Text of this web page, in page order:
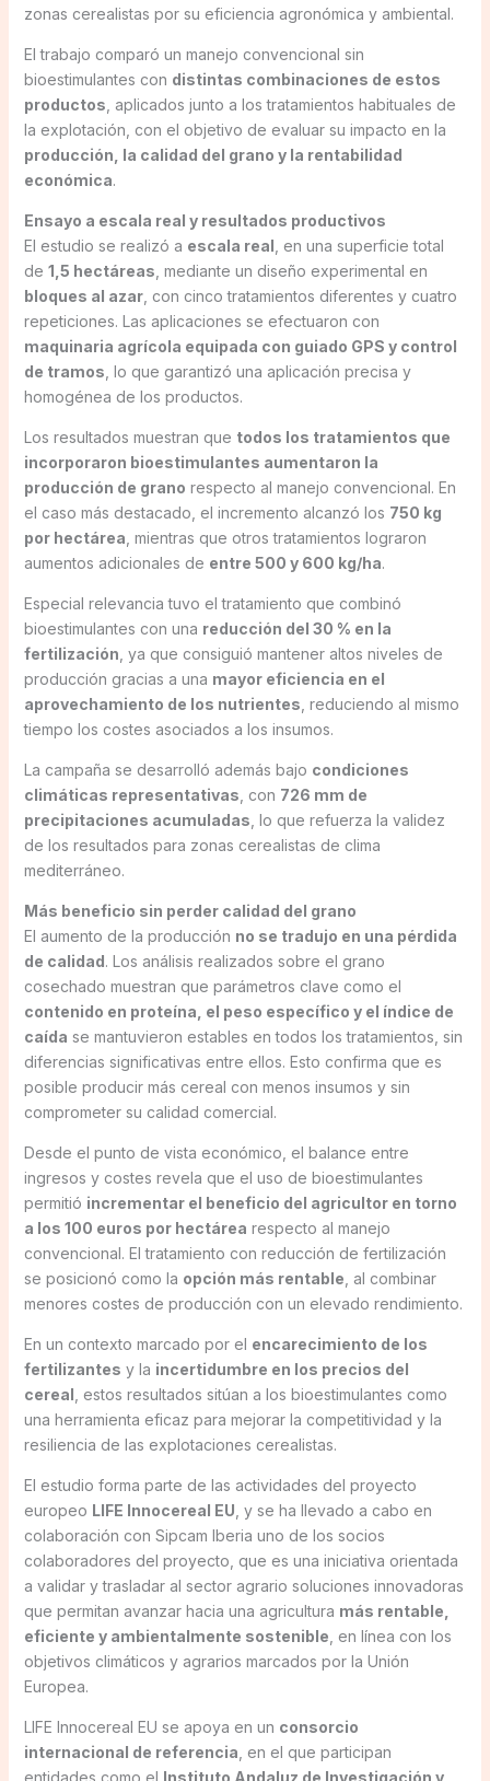
zonas cerealistas por su eficiencia agronómica y ambiental.
El trabajo comparó un manejo convencional sin
bioestimulantes con distintas combinaciones de estos
productos , aplicados junto a los tratamientos habituales de
la explotación, con el objetivo de evaluar su impacto en la
producción, la calidad del grano y la rentabilidad
económica.
Ensayo a escala real y resultados productivos
El estudio se realizó a escala real , en una superficie total
de 1,5 hectáreas , mediante un diseño experimental en
bloques al azar, con cinco tratamientos diferentes y cuatro
repeticiones. Las aplicaciones se efectuaron con
maquinaria agrícola equipada con guiado GPS y control
de tramos , lo que garantizó una aplicación precisa y
homogénea de los productos.
Los resultados muestran que todos los tratamientos que
incorporaron bioestimulantes aumentaron la
producción de grano respecto al manejo convencional. En
el caso más destacado, el incremento alcanzó los 750 kg
por hectárea , mientras que otros tratamientos lograron
aumentos adicionales de entre 500 y 600 kg/ha.
Especial relevancia tuvo el tratamiento que combinó
bioestimulantes con una reducción del 30 % en la
fertilización , ya que consiguió mantener altos niveles de
producción gracias a una mayor eficiencia en el
aprovechamiento de los nutrientes , reduciendo al mismo
tiempo los costes asociados a los insumos.
La campaña se desarrolló además bajo condiciones
climáticas representativas , con 726 mm de
precipitaciones acumuladas , lo que refuerza la validez
de los resultados para zonas cerealistas de clima
mediterráneo.
Más beneficio sin perder calidad del grano
El aumento de la producción no se tradujo en una pérdida
de calidad. Los análisis realizados sobre el grano
cosechado muestran que parámetros clave como el
contenido en proteína, el peso específico y el índice de
caída se mantuvieron estables en todos los tratamientos, sin
diferencias significativas entre ellos. Esto confirma que es
posible producir más cereal con menos insumos y sin
comprometer su calidad comercial.
Desde el punto de vista económico, el balance entre
ingresos y costes revela que el uso de bioestimulantes
permitió incrementar el beneficio del agricultor en torno
a los 100 euros por hectárea respecto al manejo
convencional. El tratamiento con reducción de fertilización
se posicionó como la opción más rentable , al combinar
menores costes de producción con un elevado rendimiento.
En un contexto marcado por el encarecimiento de los
fertilizantes y la incertidumbre en los precios del
cereal , estos resultados sitúan a los bioestimulantes como
una herramienta eficaz para mejorar la competitividad y la
resiliencia de las explotaciones cerealistas.
El estudio forma parte de las actividades del proyecto
europeo LIFE Innocereal EU , y se ha llevado a cabo en
colaboración con Sipcam Iberia uno de los socios
colaboradores del proyecto, que es una iniciativa orientada
a validar y trasladar al sector agrario soluciones innovadoras
que permitan avanzar hacia una agricultura más rentable,
eficiente y ambientalmente sostenible , en línea con los
objetivos climáticos y agrarios marcados por la Unión
Europea.
LIFE Innocereal EU se apoya en un consorcio
internacional de referencia , en el que participan